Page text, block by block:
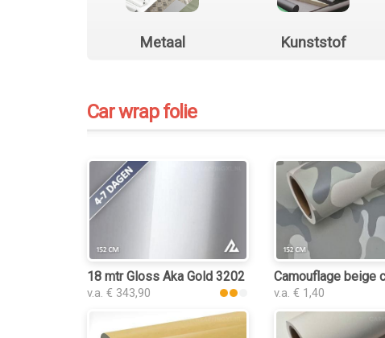
Metaal Kunststof
Car wrap folie
18 mtr Gloss Aka Gold 3202 car wrap folie
v.a. € 343,90
Camouflage beige
v.a. € 1,40